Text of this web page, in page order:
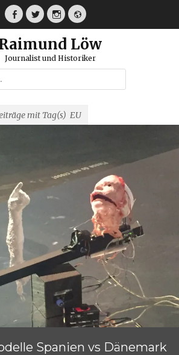
Facebook
TwitterInstagramWebseite
Löw
Journalist und Historiker
mit Tag(s) EU
Spanien vs Dänemark